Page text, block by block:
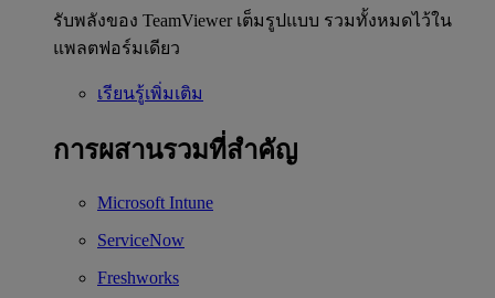
รับพลังของ TeamViewer เต็มรูปแบบ รวมทั้งหมดไว้ใน
แพลตฟอร์มเดียว
เรียนรู้เพิ่มเติม
การผสานรวมที่สำคัญ
Microsoft Intune
ServiceNow
Freshworks